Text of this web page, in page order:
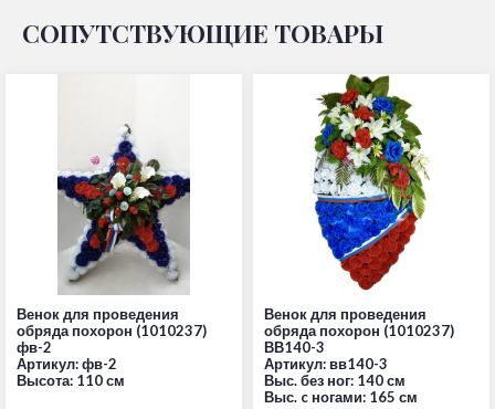
СОПУТСТВУЮЩИЕ ТОВАРЫ
Венок для проведения
обряда похорон (1010237)
фв-2
Артикул: фв-2
Высота: 110 см
Венок для проведения
обряда похорон (1010237)
ВВ140-3
Артикул: вв140-3
Выс. без ног: 140 см
Выс. c ногами: 165 см